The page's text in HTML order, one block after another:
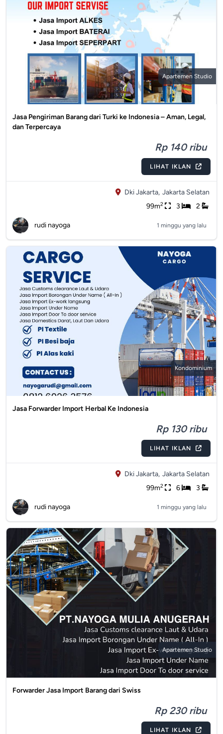
Apartemen Studio
Jasa Pengiriman Barang dari Turki ke Indonesia – Aman, Legal,
dan Terpercaya
Rp 140 ribu
LIHAT IKLAN
Dki Jakarta, Jakarta Selatan
99m2 3 2
rudi nayoga 1 minggu yang lalu
Kondominium
Jasa Forwarder Import Herbal Ke Indonesia
Rp 130 ribu
LIHAT IKLAN
Dki Jakarta, Jakarta Selatan
99m2 6 3
rudi nayoga 1 minggu yang lalu
Apartemen Studio
Forwarder Jasa Import Barang dari Swiss
Rp 230 ribu
LIHAT IKLAN